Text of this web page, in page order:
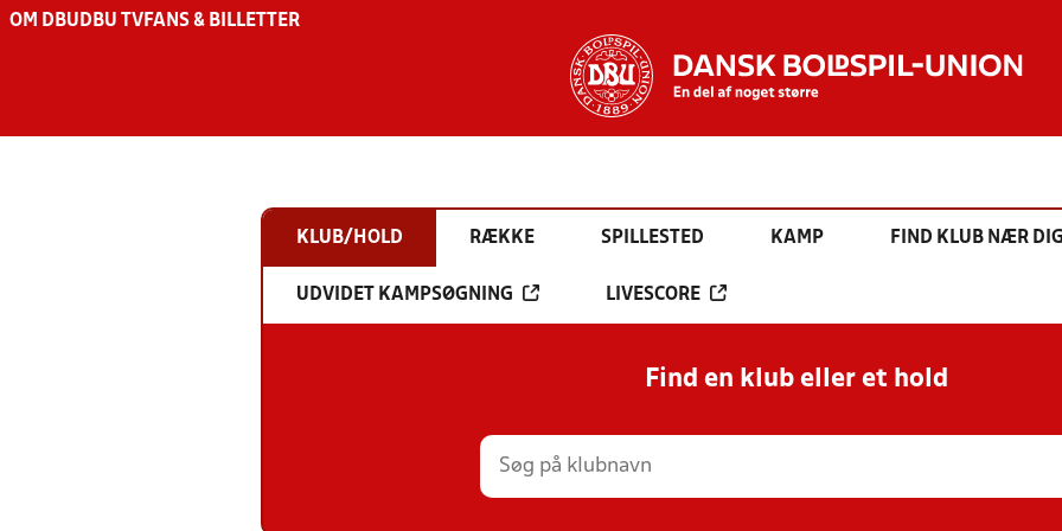
OM DBU DBU TV FANS & BILLETTER
KLUB/HOLD RÆKKE SPILLESTED KAMP FIND KLUB NÆR
UDVIDET KAMPSØGNING LIVESCORE
Find en klub eller et hold